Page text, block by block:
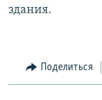
здания.
Поделиться